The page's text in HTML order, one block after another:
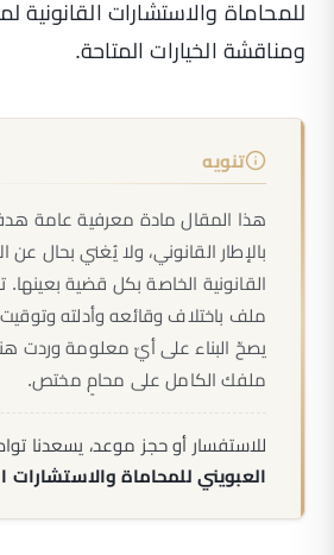
للمحاماة والاستشارات القانونية
ومناقشة الخيارات المتاحة.
تنويه
هذا المقال مادة معرفية عامة
بالإطار القانوني، ولا يُغني بحال عن
القانونية الخاصة بكل قضية بعينها.
ملف باختلاف وقائعه وأدلته وتوقيت
يصحّ البناء على أيّ معلومة وردت
ملفك الكامل على محامٍ مختص.
للاستفسار أو حجز موعد، يسعدنا
العبويني للمحاماة والاستشارات